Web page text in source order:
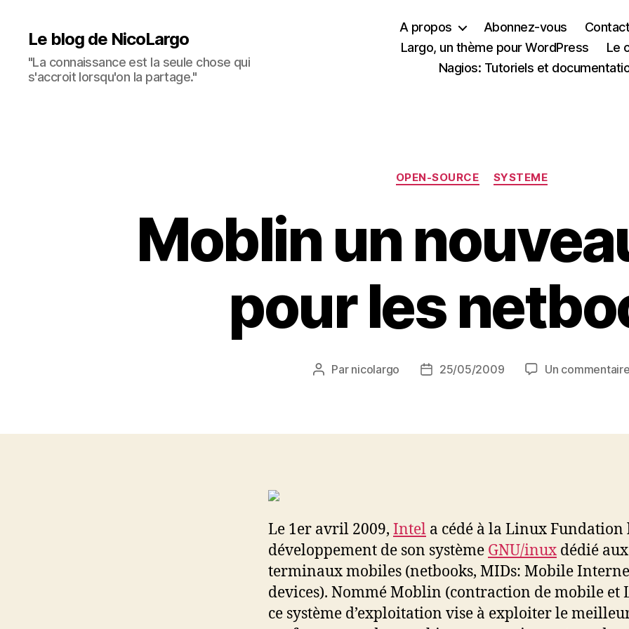
Le blog de NicoLargo
"La connaissance est la seule chose qui
s'accroit lorsqu'on la partage."
A propos Abonnez-vous Contact
Largo, un thème pour WordPress
Le
Nagios: Tutoriels et
Catégories
OPEN-SOURCE SYSTEME
Moblin un
pour les
Auteur
Par nicolargo
Date25/05/2009 Un commentaire
Le 1er avril 2009, Intel a cédé à la Linux Fundation
développement de son système GNU/inux dédié aux
terminaux mobiles (netbooks, MIDs: Mobile
devices). Nommé Moblin (contraction de mobile et
ce système d’exploitation vise à exploiter le